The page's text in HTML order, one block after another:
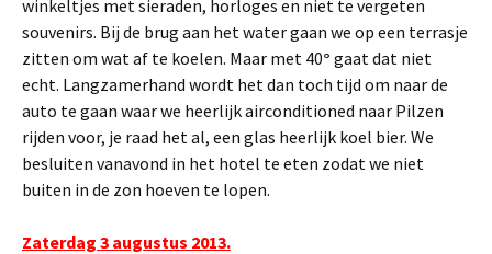
winkeltjes met sieraden, horloges en niet te vergeten
souvenirs. Bij de brug aan het water gaan we op een terrasje
zitten om wat af te koelen. Maar met 40° gaat dat niet
echt. Langzamerhand wordt het dan toch tijd om naar de
auto te gaan waar we heerlijk airconditioned naar Pilzen
rijden voor, je raad het al, een glas heerlijk koel bier. We
besluiten vanavond in het hotel te eten zodat we niet
buiten in de zon hoeven te lopen.
Zaterdag 3 augustus 2013.